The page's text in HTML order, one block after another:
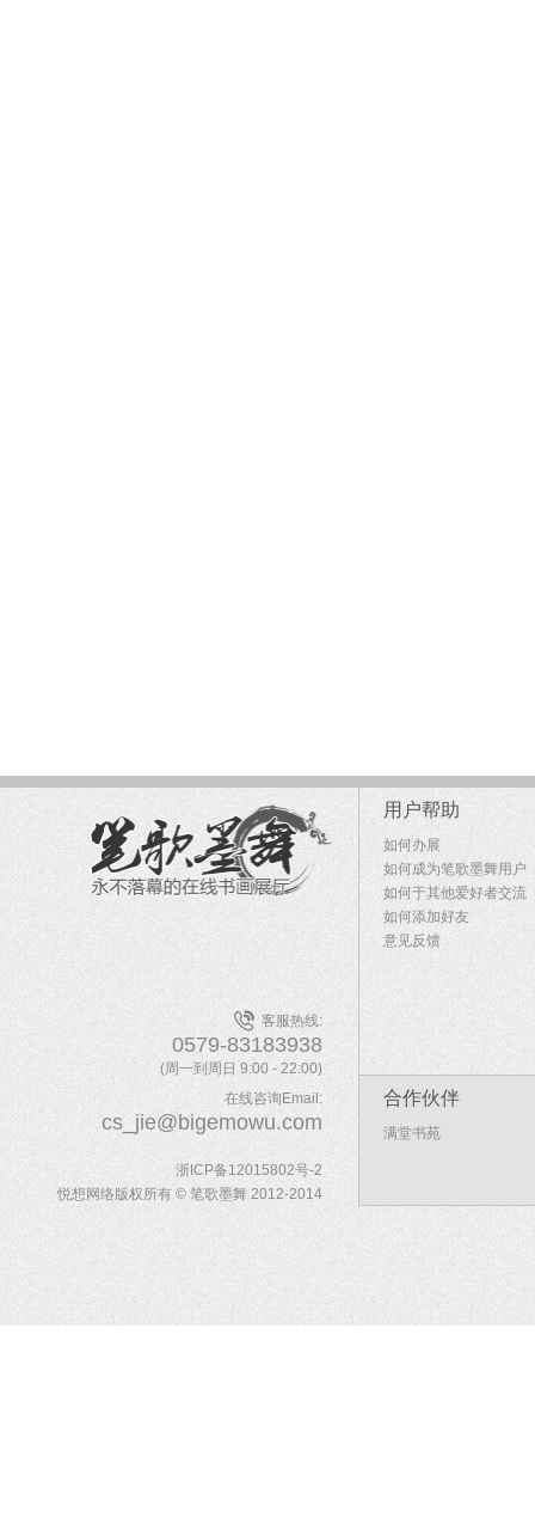
客服热线:
0579-83183938
(周一到周日 9:00 - 22:00)
在线咨询Email:
cs_jie@bigemowu.com
浙ICP备12015802号-2
悦想网络版权所有 © 笔歌墨舞 2012-2014
用户帮助
如何办展
如何成为笔歌墨舞用户
如何于其他爱好者交流
如何添加好友
意见反馈
合作伙伴
满堂书苑